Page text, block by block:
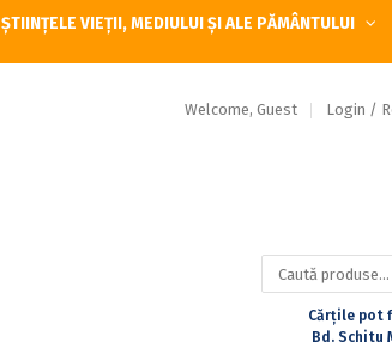
ȘTIINȚELE VIEȚII, MEDIULUI ȘI ALE PĂMÂNTULUI
Welcome, Guest Login /
Caută
după:
Cărțile pot
Bd. Schitu